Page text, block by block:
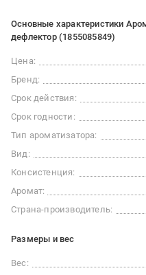
Основные характеристики
дефлектор (1855085849)
Цена:
Бренд:
Срок действия:
Срок годности:
Тип ароматизатора:
Вид:
Консистенция:
Аромат:
Страна-производитель:
Размеры и вес
Вес: